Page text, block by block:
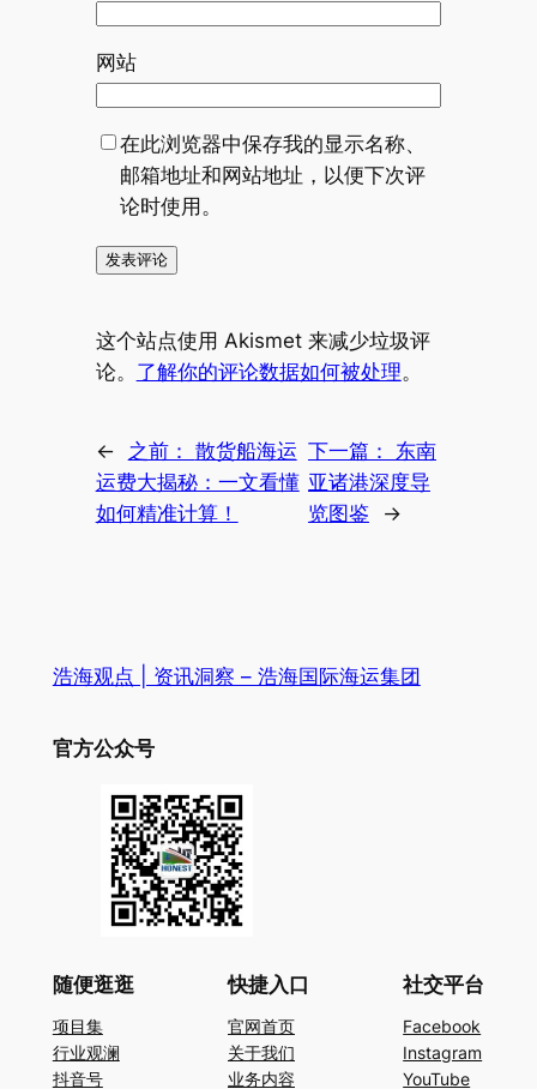
网站
在此浏览器中保存我的显示名称、
邮箱地址和网站地址，以便下次评
论时使用。
这个站点使用 Akismet 来减少垃圾评
论。 了解你的评论数据如何被处理。
← 之前： 散货船海运
运费大揭秘：一文看懂
如何精准计算！
下一篇：
东南
亚诸港深度导
览图鉴
→
浩海观点 | 资讯洞察 – 浩海国际海运集团
官方公众号
随便逛逛
项目集
行业观澜
抖音号
快捷入口
官网首页
关于我们
业务内容
社交平台
Facebook
Instagram
YouTube